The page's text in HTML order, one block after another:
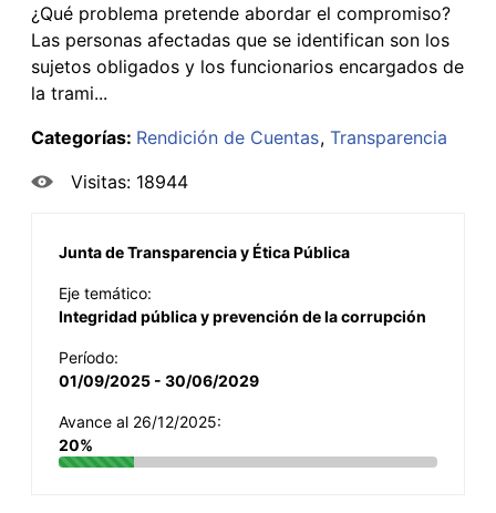
¿Qué problema pretende abordar el compromiso?
Las personas afectadas que se identifican son los
sujetos obligados y los funcionarios encargados de
la trami...
Categorías: Rendición de Cuentas Transparencia
Visitas: 18944
Junta de Transparencia y Ética Pública
Eje temático:
Integridad pública y prevención de la corrupción
Período:
01/09/2025 - 30/06/2029
Avance al 26/12/2025:
20%